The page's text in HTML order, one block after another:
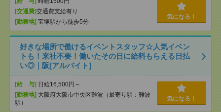
[交通費]交通費支給有り
[勤務地] 宝塚駅から徒歩5分
気になる！
好きな場所で働けるイベントスタッフ☆人気イベン
トも！来社不要！働いたその日に給料もらえる日払
い◎｜阪[アルバイト]
[給 与] 日給16,500円～
[勤務地] 大阪府大阪市中央区難波（最寄り駅：難波
駅）
気になる！